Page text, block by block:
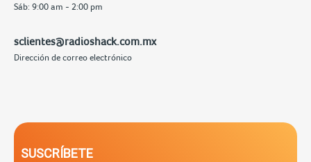
Sáb: 9:00 am - 2:00 pm
sclientes@radioshack.com.mx
Dirección de correo electrónico
SUSCRÍBETE